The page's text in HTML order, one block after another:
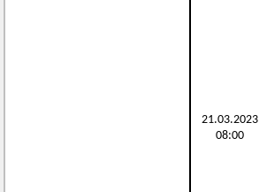
21.03.2023
08:00